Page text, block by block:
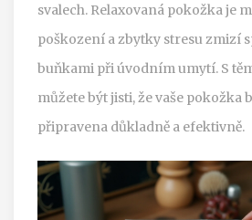
svalech. Relaxovaná pokožka je
poškození a zbytky stresu zmizí
buňkami při úvodním umytí. S
můžete být jisti, že vaše pokožka
připravena důkladně a efektivně.